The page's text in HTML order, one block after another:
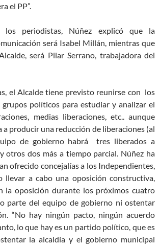
el PP”.
periodistas, Núñez explicó que la
será Isabel Millán, mientras que
será Pilar Serrano, trabajadora del
el Alcalde tiene previsto reunirse con los
grupos políticos para estudiar y analizar el
medias liberaciones, etc.. aunque
a producir una reducción de liberaciones (al
de gobierno habrá tres liberados a
otros dos más a tiempo parcial. Núñez ha
ofrecido concejalías a los Independientes,
llevar a cabo una oposición constructiva,
la oposición durante los próximos cuatro
parte del equipo de gobierno ni ostentar
“No hay ningún pacto, ningún acuerdo
lo que hay es un partido político, que es
la alcaldía y el gobierno municipal